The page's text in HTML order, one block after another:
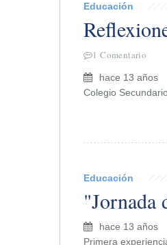
Educación
1 Comentario
hace 13 años
Colegio
Educación
"Jornada
hace 13 años
Primera